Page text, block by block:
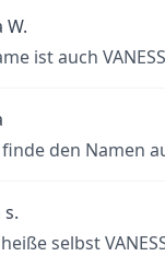
W.
ist auch
den Namen
selbst